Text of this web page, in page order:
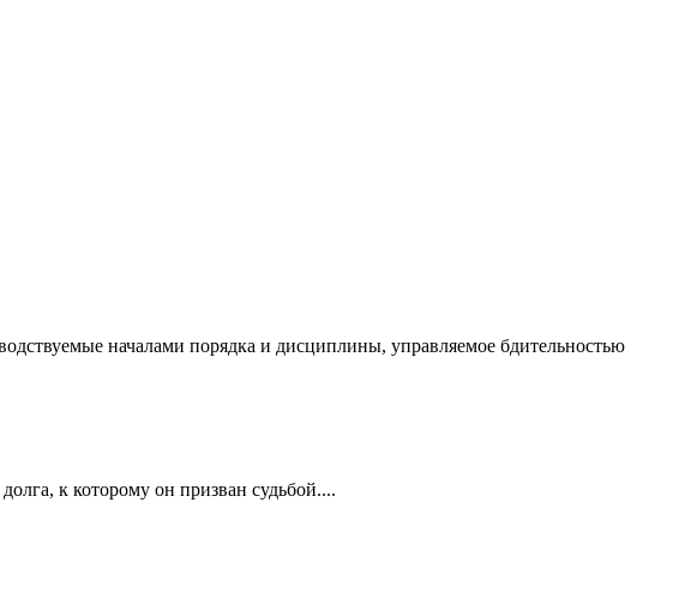
началами порядка и дисциплины, управляемое бдительностью
к которому он призван судьбой....